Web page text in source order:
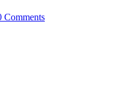
Comments